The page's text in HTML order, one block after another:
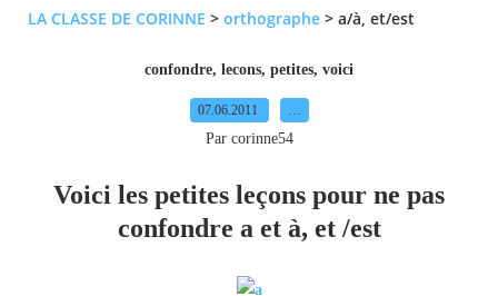
LA CLASSE DE CORINNE > orthographe > a/à, et/est
confondre, lecons, petites, voici
07.06.2011
Par corinne54
Voici les petites leçons pour ne pas
confondre a et à, et /est